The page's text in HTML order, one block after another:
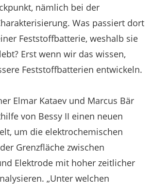
nämlich bei der
Was passiert dort
Feststoffbatterie, weshalb sie
Erst wenn wir das wissen,
Feststoffbatterien entwickeln.
Elmar Kataev und Marcus Bär
von Bessy II einen neuen
um die elektrochemischen
Grenzfläche zwischen
Elektrode mit hoher zeitlicher
„Unter welchen